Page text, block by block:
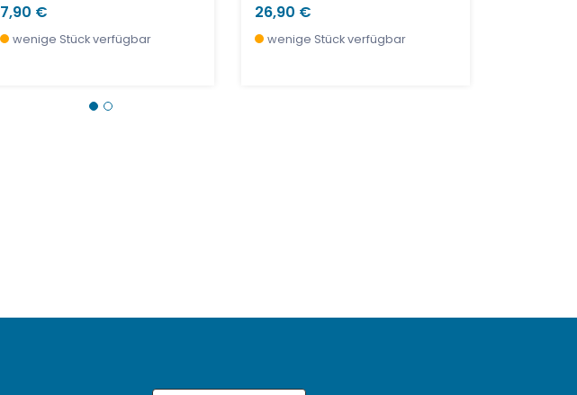
7,90 €
wenige Stück verfügbar
26,90 €
wenige Stück verfügbar